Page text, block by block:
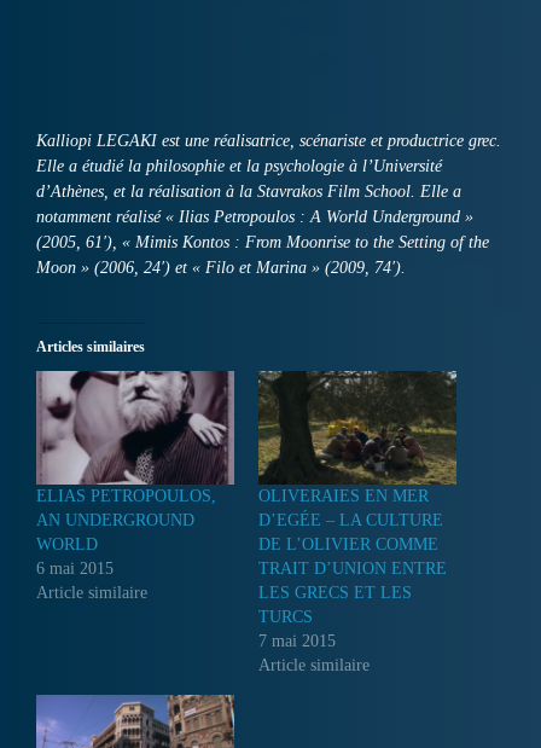
Kalliopi LEGAKI est une réalisatrice, scénariste et productrice grec.
Elle a étudié la philosophie et la psychologie à l’Université
d’Athènes, et la réalisation à la Stavrakos Film School. Elle a
notamment réalisé « Ilias Petropoulos : A World Underground »
(2005, 61′), « Mimis Kontos : From Moonrise to the Setting of the
Moon » (2006, 24′) et « Filo et Marina » (2009, 74′).
Articles similaires
ELIAS PETROPOULOS,
AN UNDERGROUND
WORLD
6 mai 2015
Article similaire
OLIVERAIES EN MER
D’EGÉE – LA CULTURE
DE L’OLIVIER COMME
TRAIT D’UNION ENTRE
LES GRECS ET LES
TURCS
7 mai 2015
Article similaire